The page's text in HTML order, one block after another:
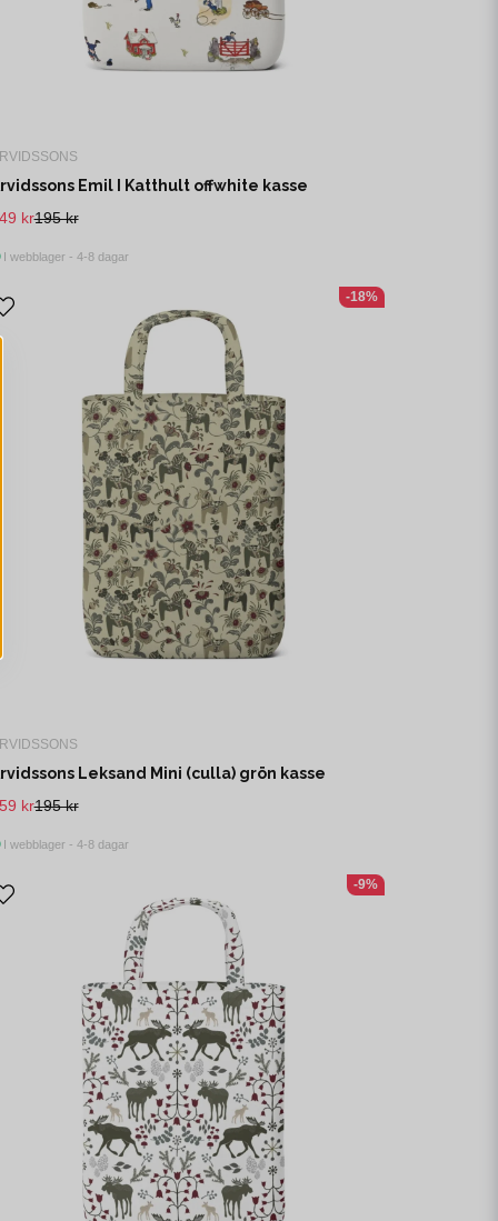
Emil I Katthult offwhite kasse
195 kr
kr
I webblager - 4-8 dagar
Leksand Mini (culla) grön kasse
195 kr
kr
I webblager - 4-8 dagar
-18%
-9%